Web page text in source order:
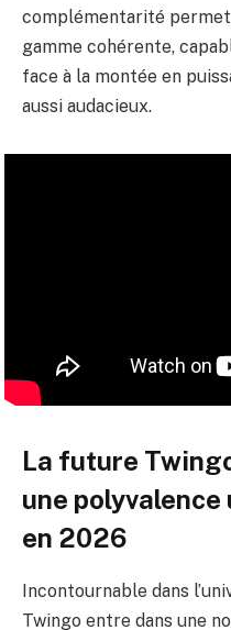
complémentarité
gamme cohérente,
face à la montée en
aussi audacieux.
La future
une
en 2026
Incontournable dans
Twingo entre dans une